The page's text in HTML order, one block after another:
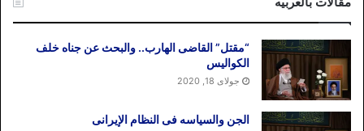
“مقتل” القاضی الهارب.. والبحث عن جناه خلف
الکوالیس
جولای 18, 2020
الجن والسیاسه فی النظام اﻹیرانی